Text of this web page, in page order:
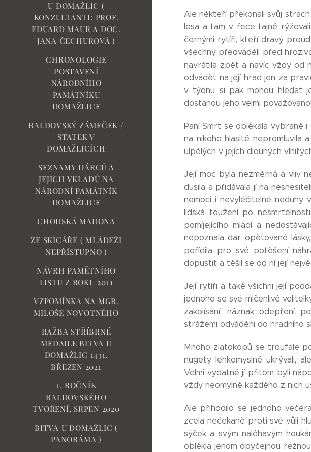
U DOMAŽLIC (
KONZULTANTI: PROF.
EDUARD MAUR A DOC.
JANA ČECHUROVÁ )
CHRONOLOGIE
POSTAVENÍ
NÁRODNÍHO
PAMÁTNÍKU
DOMAŽLICE
BALDOVSKÝ ZÁMEČEK /
STATEK V
DOMAŽLICÍCH
SEZNAMY DÁRCŮ A
JEJICH VKLADŮ NA
NÁRODNÍ PAMÁTNÍK
DOMAŽLICE
CHODSKÁ MADONA
ZE SKICÁŘE ( MLÁDEŽI
NEPŘÍSTUPNO )
NÁVRH PAMĚTNÍHO
LISTU Z ROKU 2011
VZPOMÍNKA NA MGR.
MILOŠE NOVOTNÉHO
RAŽBA STŘÍBRNÉ
MEDAILE BITVA U
DOMAŽLIC 1431,
BŘEZEN 2021
1. ROČNÍK
BALDOVSKÉHO
TVOŘENÍ, SRPEN 2020
BITVA U DOMAŽLIC (
PANORÁMA )
Ale někteří překonali svůj
lesa a tam v řece tajně
černými rytíři, kteří dravý
všechny předváděli před
navrátila zpět a navíc vždy od
odvádět na její hrad jen za
v týdnu si pak mohou hledat
dostanou jeho velmi
Paní Smrt se oblékala vybraně
na nikoho hlasitě nepromluvila
ulpělých v jejích dlouhých
Její moc byla nezměrná a vliv
dusila a přidávala jí na
nemoci i nevyléčitelné neduhy
lidská toužení po
pomíjejícího mládí a
nepoznala dar opětované
pořídila pro své potěšení
dopustit a těšil se od ní její
Její rytíři a také všichni její
jednoho se své mlčenlivé
zakolísání, náznak odepření
strážemi odváděni do hradního
Mnoho zlatokopů se troufale
nugety lehkomyslně ukrývali,
Velmi vydatně jí přitom byli
vždy neomylně každého z nich
Ale přihodilo se jednoho
zcela nečekaně proti své vůli
sýček a svým naléhavým
oblékla jenom obyčejnou